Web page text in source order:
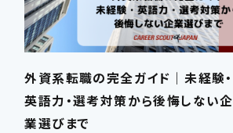
外資系転職の完全ガイド｜未経験・
英語力・選考対策から後悔しない企
業選びまで